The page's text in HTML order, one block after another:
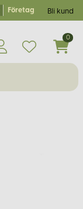
Företag Bli kund
0